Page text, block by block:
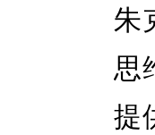
朱
思
提